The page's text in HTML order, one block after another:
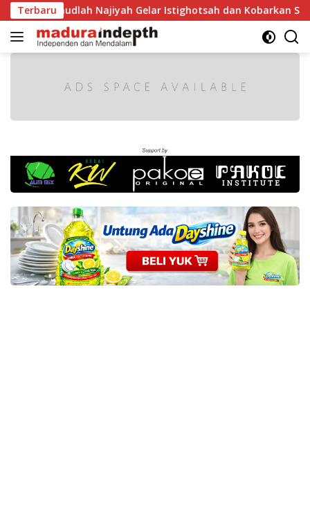
Langsung
ke
konten
Terbaru
Raudlah Najiyah Gelar Istighotsah dan Kobarkan Semangat